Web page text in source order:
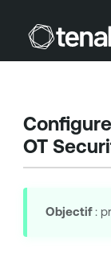
OT
Objectif: